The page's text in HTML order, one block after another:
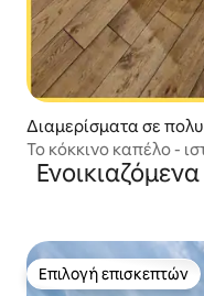
Διαμερίσματα σε
Μονπελιέ
Το κόκκινο καπέλο -
κλιματισμός
Επιλογή επισκεπτών
Επιλογή επισκεπτών